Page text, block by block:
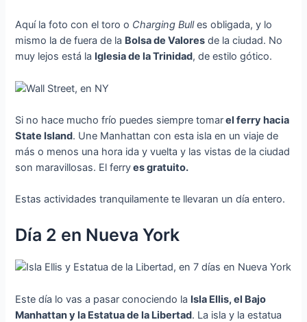
Aquí la foto con el toro o Charging Bulles obligada, y lo
mismo la de fuera de la Bolsa de Valores de la ciudad. No
muy lejos está la Iglesia de la Trinidad, de estilo gótico.
Si no hace mucho frío puedes siempre tomarel ferry hacia
State Island. Une Manhattan con esta isla en un viaje de
más o menos una hora ida y vuelta y las vistas de la ciudad
son maravillosas. El ferryes gratuito.
Estas actividades tranquilamente te llevaran un día entero.
Día 2 en Nueva York
Este día lo vas a pasar conociendo la Isla Ellis, el Bajo
Manhattan y la Estatua de la Libertad. La isla y la estatua